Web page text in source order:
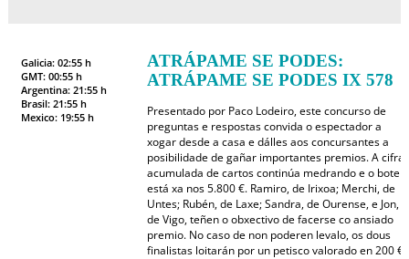
Galicia: 02:55 h
GMT: 00:55 h
Argentina: 21:55 h
Brasil: 21:55 h
Mexico: 19:55 h
ATRÁPAME SE PODES:
ATRÁPAME SE PODES IX 578
Presentado por Paco Lodeiro, este concurso de
preguntas e respostas convida o espectador a
xogar desde a casa e dálles aos concursantes a
posibilidade de gañar importantes premios. A cifra
acumulada de cartos continúa medrando e o bote
está xa nos 5.800 €. Ramiro, de Irixoa; Merchi, de
Untes; Rubén, de Laxe; Sandra, de Ourense, e Jon,
de Vigo, teñen o obxectivo de facerse co ansiado
premio. No caso de non poderen levalo, os dous
finalistas loitarán por un petisco valorado en 200 €.